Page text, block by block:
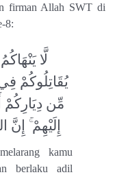
firman Allah SWT di
8:
لَّا
يُقَاتِلُوكُمْ
مِّن دِيَارِكُمْ
إِلَيْهِمْ
kamu
berlaku adil